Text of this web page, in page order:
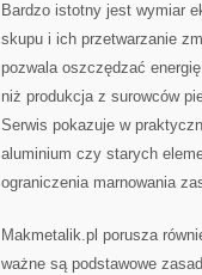
Bardzo istotny jest wymiar
skupu i ich przetwarzanie
pozwala oszczędzać
niż produkcja z surowców
Serwis pokazuje w
aluminium czy starych
ograniczenia marnowania
Makmetalik.pl porusza
ważne są podstawowe